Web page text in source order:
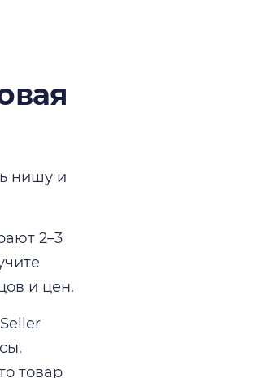
нишу и
2–3
и цен.
товар